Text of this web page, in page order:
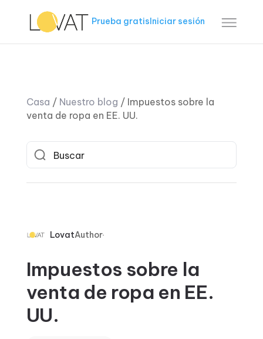
Prueba gratisIniciar sesión
Casa / Nuestro blog / Impuestos sobre la
venta de ropa en EE. UU.
LovatAuthor
Impuestos sobre la
venta de ropa en EE.
UU.